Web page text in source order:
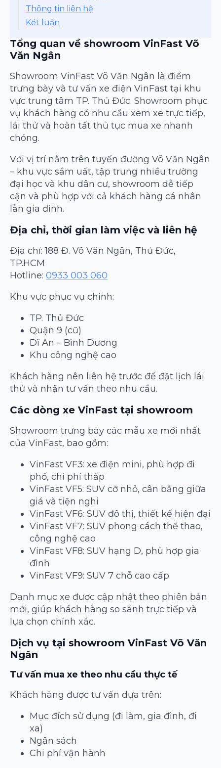
Thông tin liên hệ
Kết luận
Tổng quan về showroom VinFast Võ
Văn Ngân
Showroom VinFast Võ Văn Ngân là điểm
trưng bày và tư vấn xe điện VinFast tại khu
vực trung tâm TP. Thủ Đức. Showroom phục
vụ khách hàng có nhu cầu xem xe trực tiếp,
lái thử và hoàn tất thủ tục mua xe nhanh
chóng.
Với vị trí nằm trên tuyến đường Võ Văn Ngân
– khu vực sầm uất, tập trung nhiều trường
đại học và khu dân cư, showroom dễ tiếp
cận và phù hợp với cả khách hàng cá nhân
lẫn gia đình.
Địa chỉ, thời gian làm việc và liên hệ
Địa chỉ: 188 Đ. Võ Văn Ngân, Thủ Đức,
TP.HCM
Hotline: 0933 003 060
Khu vực phục vụ chính:
TP. Thủ Đức
Quận 9 (cũ)
Dĩ An – Bình Dương
Khu công nghệ cao
Khách hàng nên liên hệ trước để đặt lịch lái
thử và nhận tư vấn theo nhu cầu.
Các dòng xe VinFast tại showroom
Showroom trưng bày các mẫu xe mới nhất
của VinFast, bao gồm:
VinFast VF3: xe điện mini, phù hợp đi
phố, chi phí thấp
VinFast VF5: SUV cỡ nhỏ, cân bằng giữa
giá và tiện nghi
VinFast VF6: SUV đô thị, thiết kế hiện đại
VinFast VF7: SUV phong cách thể thao,
công nghệ cao
VinFast VF8: SUV hạng D, phù hợp gia
đình
VinFast VF9: SUV 7 chỗ cao cấp
Danh mục xe được cập nhật theo phiên bản
mới, giúp khách hàng so sánh trực tiếp và
lựa chọn chính xác.
Dịch vụ tại showroom VinFast Võ Văn
Ngân
Tư vấn mua xe theo nhu cầu thực tế
Khách hàng được tư vấn dựa trên:
Mục đích sử dụng (đi làm, gia đình, đi
xa)
Ngân sách
Chi phí vận hành